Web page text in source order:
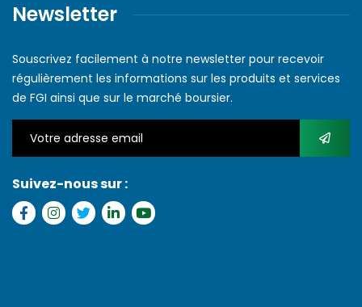
Newsletter
Souscrivez facilement à notre newsletter pour recevoir
régulièrement les informations sur les produits et services
de FGI ainsi que sur le marché boursier.
Suivez-nous sur :